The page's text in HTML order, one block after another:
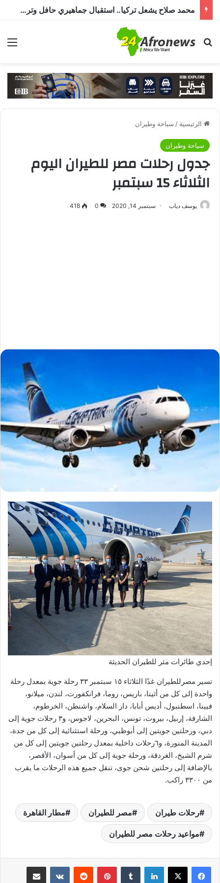
محمد صلاح يشعل تركيا.. استقبال جماهيري حافل وترحيب بـ”الملك المصري” قبل انضمامه إلى طرابزون سبور
بحث عن
الرئيسية / سياحة وطيران
سياحة وطيران
جدول رحلات مصر للطيران اليوم
الثلاثاء 15 سبتمبر
يوسف دياب سبتمبر 14, 2020 0
418
إحدي طائرات مثر للطيران الحديثة
تسير مصرللطيران غدًا الثلاثاء ١٥ سبتمبر ٣٣ رحلة جوية بمعدل رحلة
واحدة إلى كل من أثينا، باريس، روما، فرانكفورت، لندن، ميلانو،
فيينا، اسطنبول، أديس أبابا، دار السلام، واشنطن، الخرطوم،
الشارقة، إربيل، بيروت، تونس، البحرين، لاجوس، و٣ رحلات جوية إلى
دبي، ورحلتين جويتين إلى أبوظبي، ورحلة استثنائية إلى كل من جدة،
المدينة المنورة، و٦رحلات داخلية بمعدل رحلتين جويتين إلى كل من
شرم الشيخ، الغردقة، ورحلة جوية إلى كل من أسوان، الأقصر،
بالإضافة إلى رحلتين شحن جوى، تنقل جميع هذه الرحلات ما يقرب
من ٣٣٠٠ راكب.
رحلات طيران مصر للطيران مطار القاهرة
مواعيد رحلات مصر للطيران
لينكدإن بينتيريست مشاركة عبر البريد